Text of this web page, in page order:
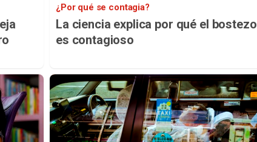
¿Por qué se contagia?
La ciencia explica por qué el bostezo
es contagioso